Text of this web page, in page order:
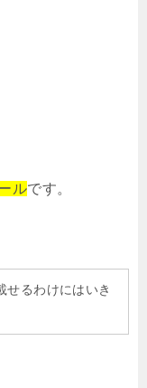
ルです。
せるわけにはいき